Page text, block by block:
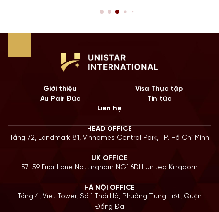
còn là “bước đệm” quan trọng cho lộ trình Định cư.
Giới thiệu
Visa Thực tập
Au Pair Đức
Tin tức
Liên hệ
HEAD OFFICE
Tầng 72, Landmark 81, Vinhomes Central Park, TP. Hồ Chí Minh
UK OFFICE
57-59 Friar Lane Nottingham NG1 6DH United Kingdom
HÀ NỘI OFFICE
Tầng 4, Viet Tower, Số 1 Thái Hà, Phường Trung Liệt, Quận
Đống Đa